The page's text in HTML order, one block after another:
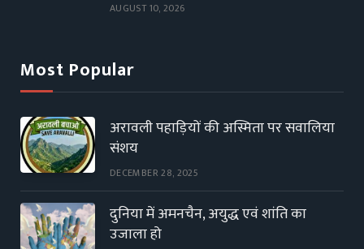
AUGUST 10, 2026
Most Popular
अरावली पहाड़ियों की अस्मिता पर सवालिया
संशय
DECEMBER 28, 2025
दुनिया में अमनचैन, अयुद्ध एवं शांति का
उजाला हो